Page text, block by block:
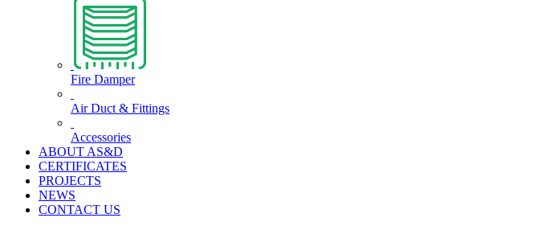
Fire Damper
Air Duct & Fittings
Accessories
ABOUT AS&D
CERTIFICATES
PROJECTS
NEWS
CONTACT US